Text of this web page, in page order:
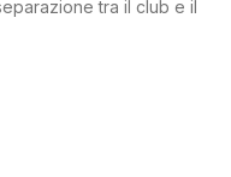
tra il club e il